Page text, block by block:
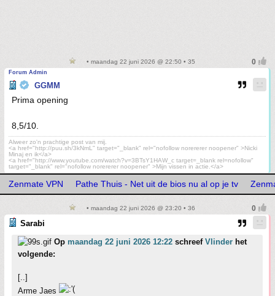
• maandag 22 juni 2026 @ 22:50 • 35
Forum Admin
GGMM
Prima opening
8,5/10.
Alweer zo'n prachtige post van mij.
<a href="http://puu.sh/3kNmL" target="_blank" rel="nofollow norererer noopener" >Nicki
Minaj en ik</a>
<a href="http://www.youtube.com/watch?v=3BTsY1HAW_c target=_blank rel=nofollow"
target="_blank" rel="nofollow norererer noopener" >Mijn vissen in actie.</a>
Zenmate VPN Pathe Thuis - Net uit de bios nu al op je tv
• maandag 22 juni 2026 @ 23:20 • 36
Sarabi
Op maandag 22 juni 2026 12:22 schreef Vlinder het
volgende:
[..]
Arme Jaes